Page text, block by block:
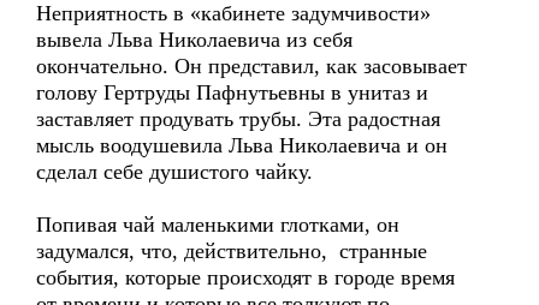
Неприятность в «кабинете задумчивости»
вывела Льва Николаевича из себя
окончательно. Он представил, как засовывает
голову Гертруды Пафнутьевны в унитаз и
заставляет продувать трубы. Эта радостная
мысль воодушевила Льва Николаевича и он
сделал себе душистого чайку.
Попивая чай маленькими глотками, он
задумался, что, действительно, странные
события, которые происходят в городе время